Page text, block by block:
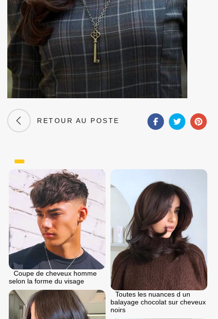
RETOUR AU POSTE
Coupe de cheveux homme
selon la forme du visage
Toutes les nuances d un
balayage chocolat sur cheveux
noirs